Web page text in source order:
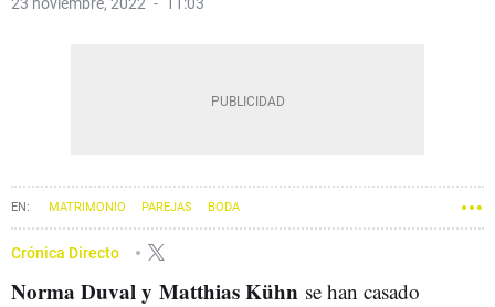
MATRIMONIO PAREJAS BODA
Crónica Directo
Norma Duval y Matthias Kühn se han casado